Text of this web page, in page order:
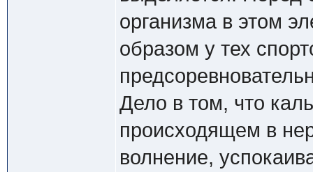
организма в этом
образом у тех
Дело в том, что
происходящем в
волнение,